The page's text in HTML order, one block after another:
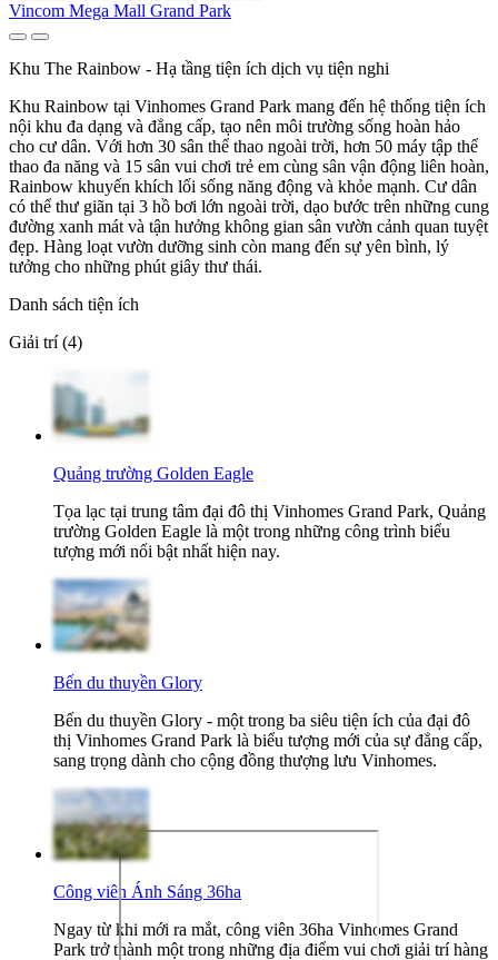
Vincom Mega Mall Grand Park
Khu The Rainbow - Hạ tầng tiện ích dịch vụ tiện nghi
Khu Rainbow tại Vinhomes Grand Park mang đến hệ thống tiện ích
nội khu đa dạng và đẳng cấp, tạo nên môi trường sống hoàn hảo
cho cư dân. Với hơn 30 sân thể thao ngoài trời, hơn 50 máy tập thể
thao đa năng và 15 sân vui chơi trẻ em cùng sân vận động liên hoàn,
Rainbow khuyến khích lối sống năng động và khỏe mạnh. Cư dân
có thể thư giãn tại 3 hồ bơi lớn ngoài trời, dạo bước trên những cung
đường xanh mát và tận hưởng không gian sân vườn cảnh quan tuyệt
đẹp. Hàng loạt vườn dưỡng sinh còn mang đến sự yên bình, lý
tưởng cho những phút giây thư thái.
Danh sách tiện ích
Giải trí (4)
Quảng trường Golden Eagle
Tọa lạc tại trung tâm đại đô thị Vinhomes Grand Park, Quảng
trường Golden Eagle là một trong những công trình biểu
tượng mới nổi bật nhất hiện nay.
Bến du thuyền Glory
Bến du thuyền Glory - một trong ba siêu tiện ích của đại đô
thị Vinhomes Grand Park là biểu tượng mới của sự đẳng cấp,
sang trọng dành cho cộng đồng thượng lưu Vinhomes.
Công viên Ánh Sáng 36ha
Ngay từ khi mới ra mắt, công viên 36ha Vinhomes Grand
Park trở thành một trong những địa điểm vui chơi giải trí hàng